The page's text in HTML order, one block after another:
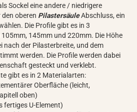
Sockel eine andere / niedrigere
oberen PilastersäuleAbschluss, ein
Die Profile gibt es in 3
145mm und 220mm. Die Höhe
nach der Pilasterbreite, und dem
werden. Die Profile werden dabei
gesteckt und verklebt.
gibt es in 2 Materialarten:
Oberfläche (leicht,
oben)
fertiges U-Element)